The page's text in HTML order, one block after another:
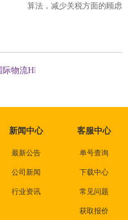
算法，减少关税方面的顾虑
！
际物流HK-DHL不排仓，当天或
新闻中心
最新公告
公司新闻
行业资讯
客服中心
单号查询
下载中心
常见问题
获取报价